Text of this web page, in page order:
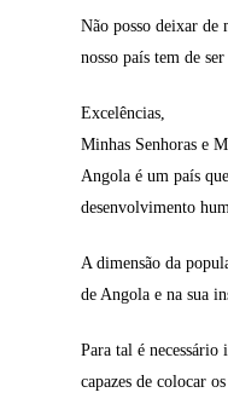
Não posso deixar de
nosso país tem de
Excelências,
Minhas Senhoras e
Angola é um país
desenvolvimento
A dimensão da
de Angola e na sua
Para tal é necessário
capazes de colocar